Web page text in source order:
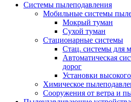
Системы пылеподавления
Мобильные системы
Мокрый туман
Сухой туман
Стационарные системы
Стац. системы для
Автоматическая
дорог
Установки
Химическое
Сооружения от ветра и